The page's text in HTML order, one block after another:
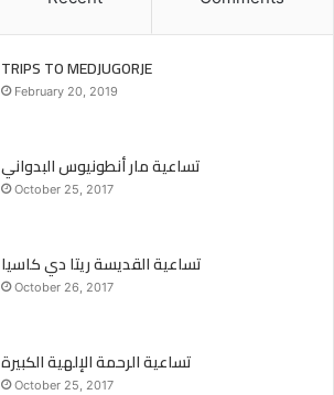
TRIPS TO MEDJUGORJE
February 20, 2019
تساعية مار أنطونيوس البدواني
October 25, 2017
تساعية القديسة ريتا دي كاسيا
October 26, 2017
تساعية الرحمة الإلهية الكبيرة
October 25, 2017